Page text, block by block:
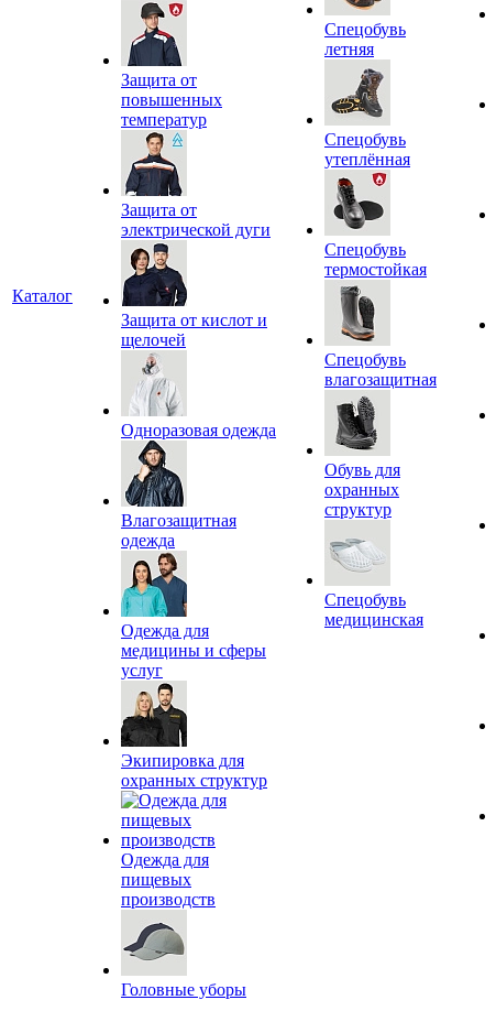
Каталог
Защита от
повышенных
температур
Защита от
электрической дуги
Защита от кислот и
щелочей
Одноразовая одежда
Влагозащитная
одежда
Одежда для
медицины и сферы
услуг
Экипировка для
охранных структур
Одежда для
пищевых
производств
Головные уборы
Спецобувь
летняя
Спецобувь
утеплённая
Спецобувь
термостойкая
Спецобувь
влагозащитная
Обувь для
охранных
структур
Спецобувь
медицинская